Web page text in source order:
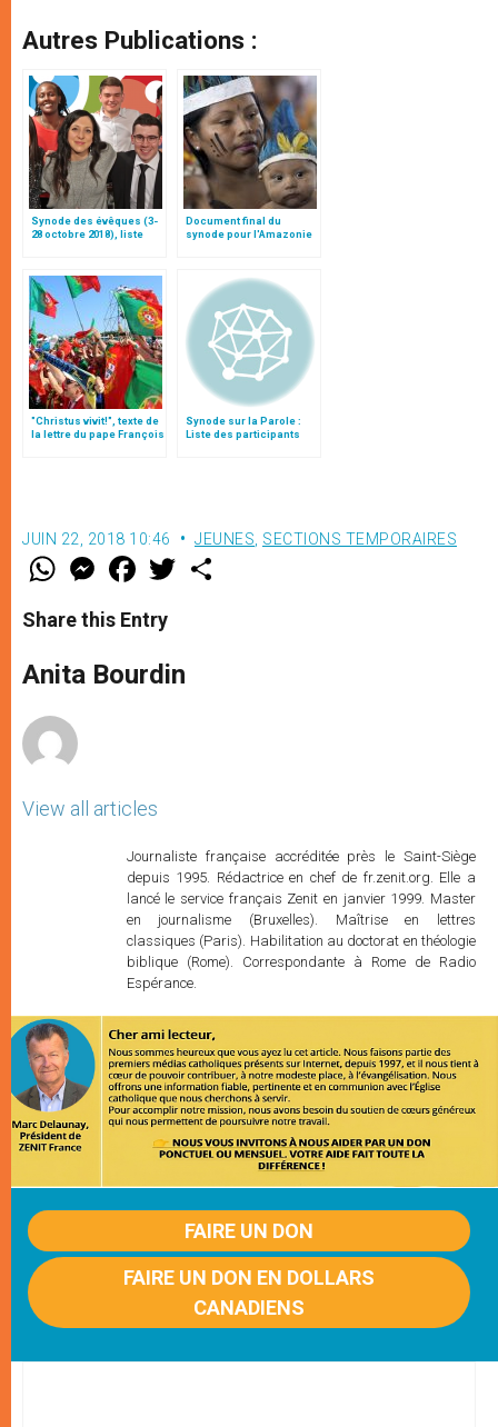
Autres Publications :
Synode des évêques (3-
28 octobre 2018), liste
Document final du
synode pour l'Amazonie
"Christus vivit!", texte de
la lettre du pape François
Synode sur la Parole :
Liste des participants
JUIN 22, 2018 10:46 JEUNES, SECTIONS TEMPORAIRES
W
t
s
p
p
M
e
s
e
g
e
F
a
e
b
o
k
w
r
Share this Entry
Anita Bourdin
View all articles
Journaliste française accréditée près le Saint-Siège
depuis 1995. Rédactrice en chef de fr.zenit.org. Elle a
lancé le service français Zenit en janvier 1999. Master
en journalisme (Bruxelles). Maîtrise en lettres
classiques (Paris). Habilitation au doctorat en théologie
biblique (Rome). Correspondante à Rome de Radio
Espérance.
FAIRE UN DON
FAIRE UN DON EN DOLLARS
CANADIENS